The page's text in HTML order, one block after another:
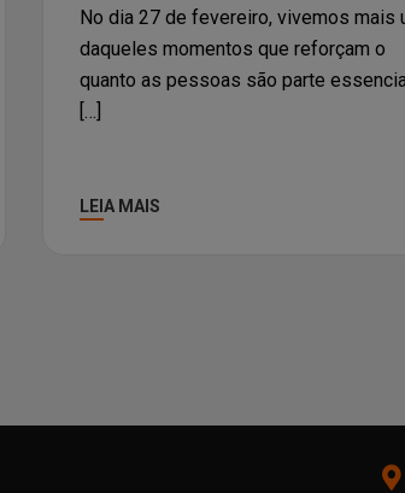
No dia 27 de fevereiro, vivemos mais
daqueles momentos que reforçam o
quanto as pessoas são parte
LEIA MAIS